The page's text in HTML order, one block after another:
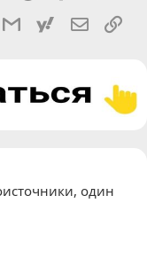
Gmailyahoomail
один